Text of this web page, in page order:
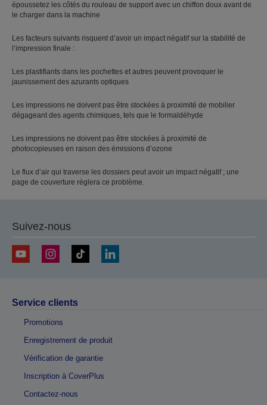
époussetez les côtés du rouleau de support avec un chiffon doux avant de
le charger dans la machine
Les facteurs suivants risquent d’avoir un impact négatif sur la stabilité de
l’impression finale :
Les plastifiants dans les pochettes et autres peuvent provoquer le
jaunissement des azurants optiques
Les impressions ne doivent pas être stockées à proximité de mobilier
dégageant des agents chimiques, tels que le formaldéhyde
Les impressions ne doivent pas être stockées à proximité de
photocopieuses en raison des émissions d’ozone
Le flux d’air qui traverse les dossiers peut avoir un impact négatif ; une
page de couverture règlera ce problème.
Suivez-nous
Service clients
Promotions
Enregistrement de produit
Vérification de garantie
Inscription à CoverPlus
Contactez-nous